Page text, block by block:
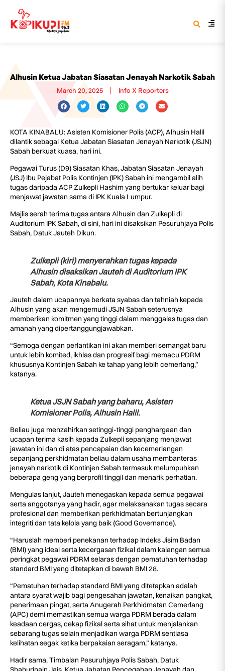
Alhusin Ketua Jabatan Siasatan Jenayah Narkotik Sabah
March 20, 2025 Info X Reporters
KOTA KINABALU: Asisten Komisioner Polis (ACP), Alhusin Halil
dilantik sebagai Ketua Jabatan Siasatan Jenayah Narkotik (JSJN)
Sabah berkuat kuasa, hari ini.
Pegawai Turus (D9) Siasatan Khas, Jabatan Siasatan Jenayah
(JSJ) Ibu Pejabat Polis Kontinjen (IPK) Sabah ini mengambil alih
tugas daripada ACP Zulkepli Hashim yang bertukar keluar bagi
menjawat jawatan sama di IPK Kuala Lumpur.
Majlis serah terima tugas antara Alhusin dan Zulkepli di
Auditorium IPK Sabah, di sini, hari ini disaksikan Pesuruhjaya Polis
Sabah, Datuk Jauteh Dikun.
Zulkepli (kiri) menyerahkan tugas kepada
Alhusin disaksikan Jauteh di Auditorium IPK
Sabah, Kota Kinabalu.
Jauteh dalam ucapannya berkata syabas dan tahniah kepada
Alhusin yang akan mengemudi JSJN Sabah seterusnya
memberikan komitmen yang tinggi dalam menggalas tugas dan
amanah yang dipertanggungjawabkan.
“Semoga dengan perlantikan ini akan memberi semangat baru
untuk lebih komited, ikhlas dan progresif bagi memacu PDRM
khususnya Kontinjen Sabah ke tahap yang lebih cemerlang,”
katanya.
Ketua JSJN Sabah yang baharu, Asisten
Komisioner Polis, Alhusin Halil.
Beliau juga menzahirkan setinggi-tinggi penghargaan dan
ucapan terima kasih kepada Zulkepli sepanjang menjawat
jawatan ini dan di atas pencapaian dan kecemerlangan
sepanjang perkhidmatan beliau dalam usaha membanteras
jenayah narkotik di Kontinjen Sabah termasuk melumpuhkan
beberapa geng yang berprofil tinggil dan menarik perhatian.
Mengulas lanjut, Jauteh menegaskan kepada semua pegawai
serta anggotanya yang hadir, agar melaksanakan tugas secara
profesional dan memberikan perkhidmatan bertunjangkan
integriti dan tata kelola yang baik (Good Governance).
“Haruslah memberi penekanan terhadap Indeks Jisim Badan
(BMI) yang ideal serta kecergasan fizikal dalam kalangan semua
peringkat pegawai PDRM selaras dengan pematuhan terhadap
standard BMI yang ditetapkan di bawah BMI 28.
“Pematuhan terhadap standard BMI yang ditetapkan adalah
antara syarat wajib bagi pengesahan jawatan, kenaikan pangkat,
penerimaan pingat, serta Anugerah Perkhidmatan Cemerlang
(APC) demi memastikan semua warga PDRM berada dalam
keadaan cergas, cekap fizikal serta sihat untuk menjalankan
sebarang tugas selain menjadikan warga PDRM sentiasa
kelihatan segak ketika berpakaian seragam,” katanya.
Hadir sama, Timbalan Pesuruhjaya Polis Sabah, Datuk